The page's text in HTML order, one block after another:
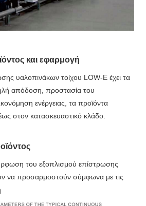
και εφαρμογή
υαλοπινάκων τοίχου LOW-E έχει τα
απόδοση, προστασία του
ενέργειας, τα προϊόντα
στον κατασκευαστικό κλάδο.
του εξοπλισμού επίστρωσης
να προσαρμοστούν σύμφωνα με τις